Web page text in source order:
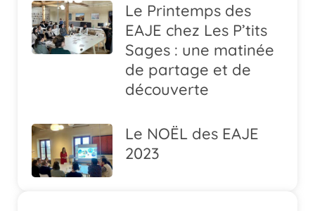
Le Printemps des
EAJE chez Les P’tits
Sages : une matinée
de partage et de
découverte
Le NOËL des EAJE
2023